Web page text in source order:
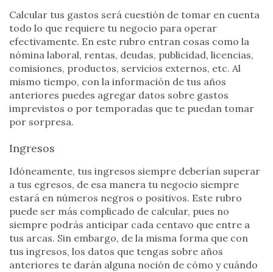
Calcular tus gastos será cuestión de tomar en cuenta
todo lo que requiere tu negocio para operar
efectivamente. En este rubro entran cosas como la
nómina laboral, rentas, deudas, publicidad, licencias,
comisiones, productos, servicios externos, etc. Al
mismo tiempo, con la información de tus años
anteriores puedes agregar datos sobre gastos
imprevistos o por temporadas que te puedan tomar
por sorpresa.
Ingresos
Idóneamente, tus ingresos siempre deberían superar
a tus egresos, de esa manera tu negocio siempre
estará en números negros o positivos. Este rubro
puede ser más complicado de calcular, pues no
siempre podrás anticipar cada centavo que entre a
tus arcas. Sin embargo, de la misma forma que con
tus ingresos, los datos que tengas sobre años
anteriores te darán alguna noción de cómo y cuándo